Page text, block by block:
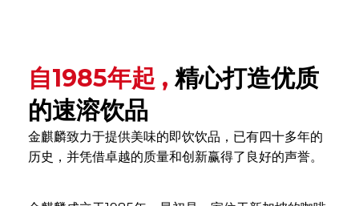
自1985年起 , 精心打造优质
的速溶饮品
金麒麟致力于提供美味的即饮饮品，已有四十多年的
历史，并凭借卓越的质量和创新赢得了良好的声誉。